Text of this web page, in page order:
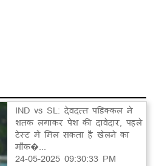
IND vs SL: देवदत्त पडिक्कल ने
शतक लगाकर पेश की दावेदार, पहले
टेस्ट में मिल सकता है खेलने का
मौक�...
24-05-2025 09:30:33 PM